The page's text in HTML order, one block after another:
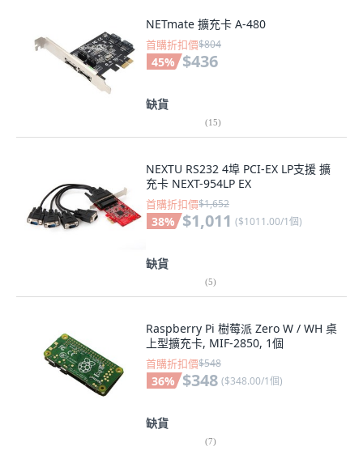
NETmate 擴充卡 A-480
首購折扣價$804
45% $436
缺貨
(15)
NEXTU RS232 4埠 PCI-EX LP支援 擴
充卡 NEXT-954LP EX
首購折扣價$1,652
38% $1,011 ($1011.00/1個)
缺貨
(5)
Raspberry Pi 樹莓派 Zero W / WH 桌
上型擴充卡, MIF-2850, 1個
首購折扣價$548
36% $348 ($348.00/1個)
缺貨
(7)